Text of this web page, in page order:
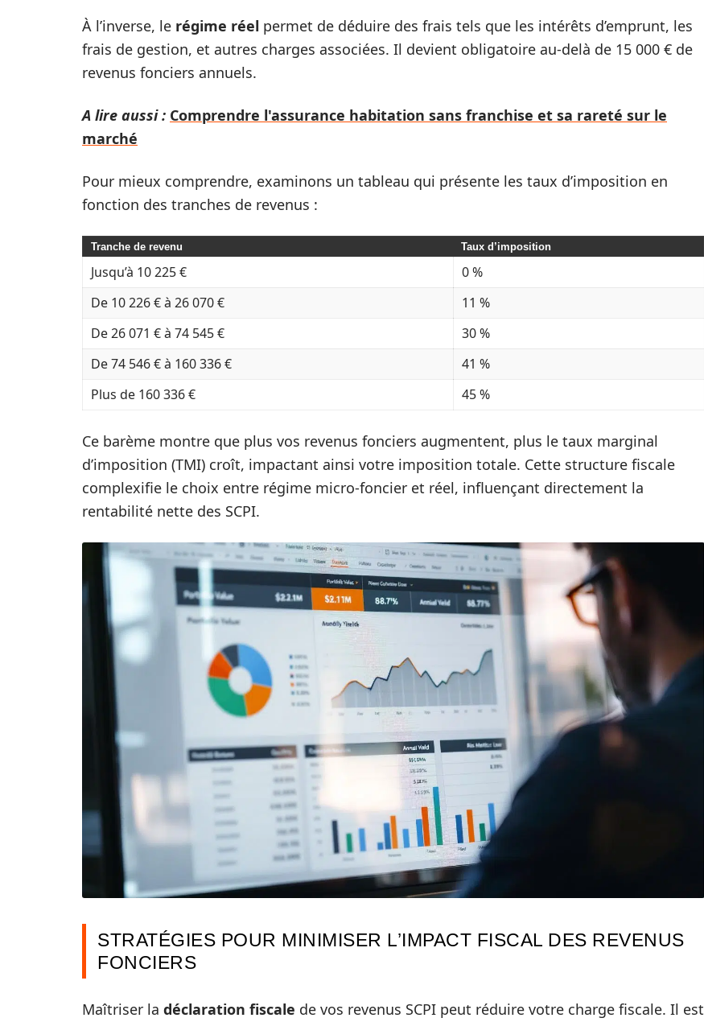
À l’inverse, le régime réel permet de déduire des frais tels que les intérêts d’emprunt, les
frais de gestion, et autres charges associées. Il devient obligatoire au-delà de 15 000 € de
revenus fonciers annuels.
A lire aussi : Comprendre l'assurance habitation sans franchise et sa rareté sur le
marché
Pour mieux comprendre, examinons un tableau qui présente les taux d’imposition en
fonction des tranches de revenus :
Tranche de revenu Taux d’imposition
Jusqu’à 10 225 €
0 %
De 10 226 € à 26 070 €
11 %
De 26 071 € à 74 545 €
30 %
De 74 546 € à 160 336 €
41 %
Plus de 160 336 €
45 %
Ce barème montre que plus vos revenus fonciers augmentent, plus le taux marginal
d’imposition (TMI) croît, impactant ainsi votre imposition totale. Cette structure fiscale
complexifie le choix entre régime micro-foncier et réel, influençant directement la
rentabilité nette des SCPI.
STRATÉGIES POUR MINIMISER L’IMPACT FISCAL DES REVENUS
FONCIERS
Maîtriser la déclaration fiscale de vos revenus SCPI peut réduire votre charge fiscale. Il est